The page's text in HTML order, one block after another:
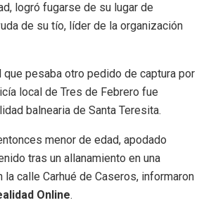
logró fugarse de su lugar de
de su tío, líder de la organización
que pesaba otro pedido de captura por
local de Tres de Febrero fue
balnearia de Santa Teresita.
menor de edad, apodado
tras un allanamiento en una
la calle Carhué de Caseros, informaron
Online.